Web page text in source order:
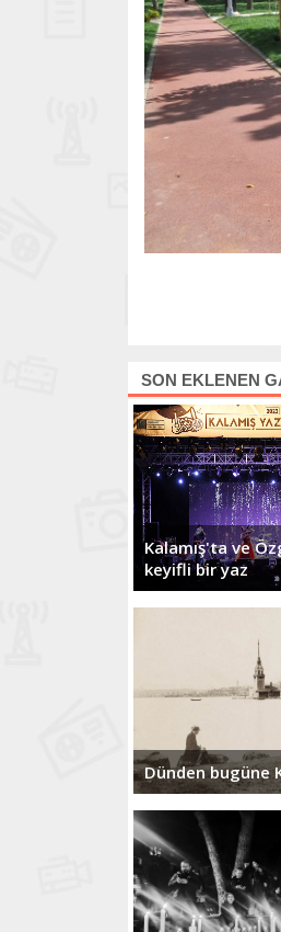
SON EKLENEN
Kalamış'ta ve
keyifli bir yaz
Dünden bugüne